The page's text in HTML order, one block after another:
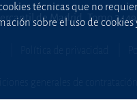
de Madrid, Tomo
técnicas que no
sobre el uso de